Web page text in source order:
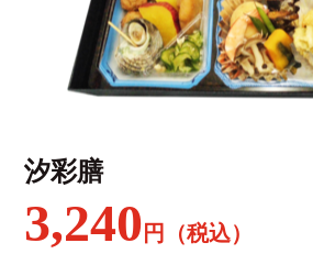
汐彩膳
3,240 円（税込）